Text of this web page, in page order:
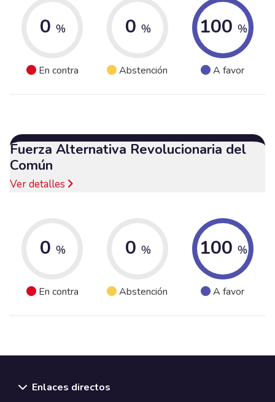
0 %
En contra
0 %
Abstención
100 %
A favor
Fuerza Alternativa Revolucionaria del
Común
Ver detalles
0 %
En contra
0 %
Abstención
100 %
A favor
Enlaces directos